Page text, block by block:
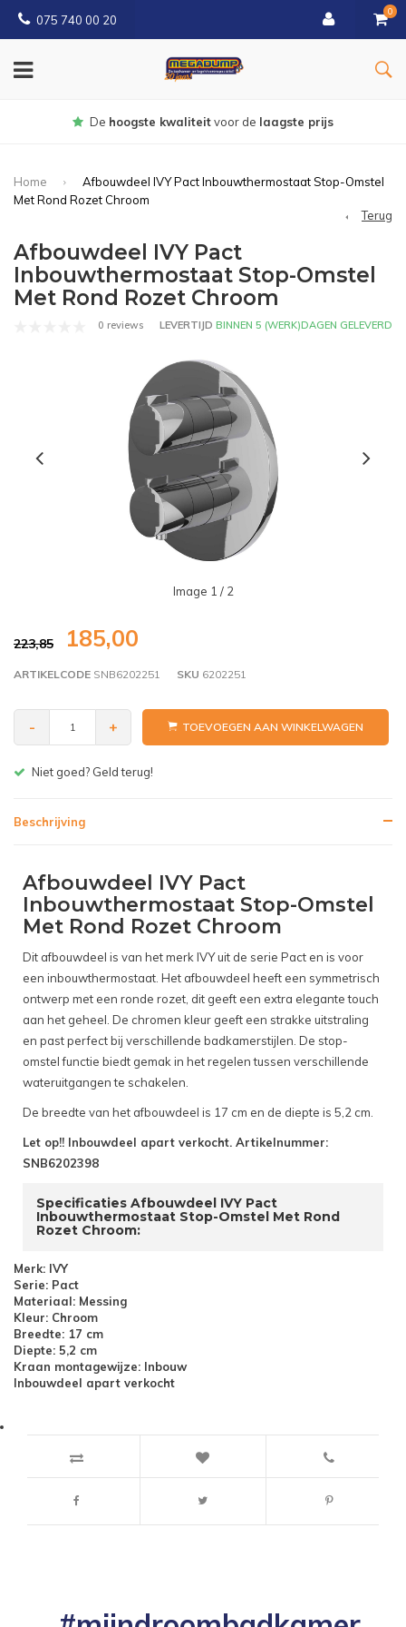
075 740 00 20
0
Gratisbezorgd vanaf € 150
Home
Afbouwdeel IVY Pact Inbouwthermostaat Stop-Omstel
Met Rond Rozet Chroom
Terug
Afbouwdeel IVY Pact
Inbouwthermostaat Stop-Omstel
Met Rond Rozet Chroom
0 reviews LEVERTIJD BINNEN 5 (WERK)DAGEN GELEVERD
Image 1 / 2
223,85 185,00
ARTIKELCODE SNB6202251 SKU 6202251
- + TOEVOEGEN AAN WINKELWAGEN
Gratis bezorgen v.a. € 150,- (NL)
Beschrijving
Afbouwdeel IVY Pact
Inbouwthermostaat Stop-Omstel
Met Rond Rozet Chroom
Dit afbouwdeel is van het merk IVY uit de serie Pact en is voor
een inbouwthermostaat. Het afbouwdeel heeft een symmetrisch
ontwerp met een ronde rozet, dit geeft een extra elegante touch
aan het geheel. De chromen kleur geeft een strakke uitstraling
en past perfect bij verschillende badkamerstijlen. De stop-
omstel functie biedt gemak in het regelen tussen verschillende
wateruitgangen te schakelen.
De breedte van het afbouwdeel is 17 cm en de diepte is 5,2 cm.
Let op!! Inbouwdeel apart verkocht. Artikelnummer:
SNB6202398
Specificaties Afbouwdeel IVY Pact
Inbouwthermostaat Stop-Omstel Met Rond
Rozet Chroom:
Merk: IVY
Serie: Pact
Materiaal: Messing
Kleur: Chroom
Breedte: 17 cm
Diepte: 5,2 cm
Kraan montagewijze: Inbouw
Inbouwdeel apart verkocht